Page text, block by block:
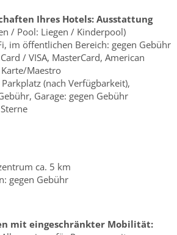
Ihres Hotels: Ausstattung
/ Pool: Liegen / Kinderpool)
im öffentlichen Bereich: gegen Gebühr
/ VISA, MasterCard, American
Karte/Maestro
(nach Verfügbarkeit),
Garage: gegen Gebühr
ca. 5 km
gegen Gebühr
mit eingeschränkter Mobilität: